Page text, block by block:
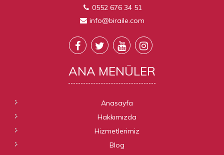
0552 676 34 51
info@biraile.com
ANA MENÜLER
Anasayfa
Hakkımızda
Hizmetlerimiz
Blog